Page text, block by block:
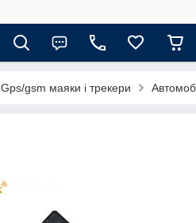
Gps/gsm маяки і трекери